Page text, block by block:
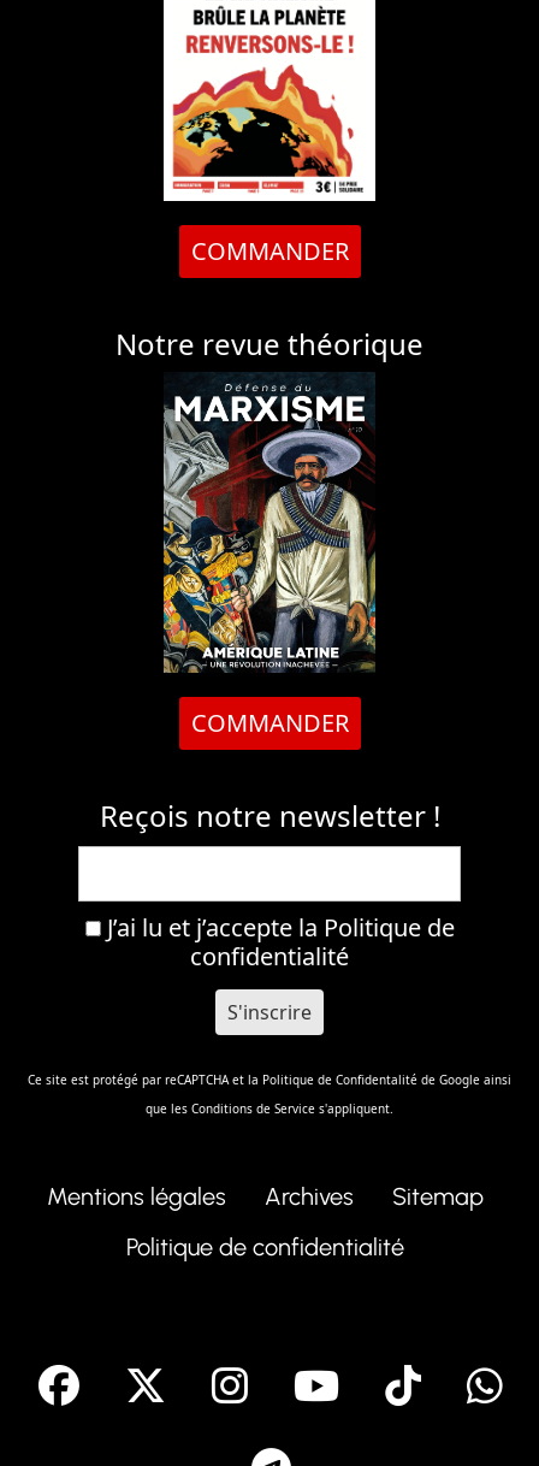
COMMANDER
Notre revue théorique
COMMANDER
Reçois notre newsletter !
J’ai lu et j’accepte la Politique de
confidentialité
Ce site est protégé par reCAPTCHA et la Politique de Confidentalité de Google ainsi
que les Conditions de Service s'appliquent.
Mentions légales Archives
Sitemap
Politique de confidentialité
facebook Instagram
Youtube
Tik